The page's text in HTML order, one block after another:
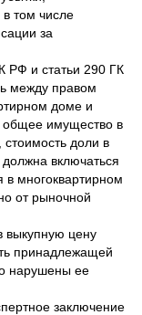
в том числе
за
РФ и статьи 290 ГК
между правом
доме и
общее имущество в
доли в
включаться
многоквартирном
от рыночной
выкупную цену
принадлежащей
нарушены ее
заключение